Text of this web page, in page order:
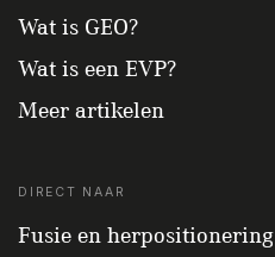
Wat is GEO?
Wat is een EVP?
Meer artikelen
DIRECT NAAR
Fusie en herpositionering